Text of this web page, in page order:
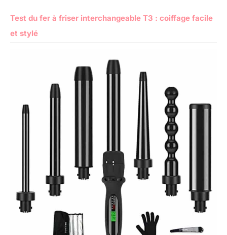
Test du fer à friser interchangeable T3 : coiffage facile
et stylé